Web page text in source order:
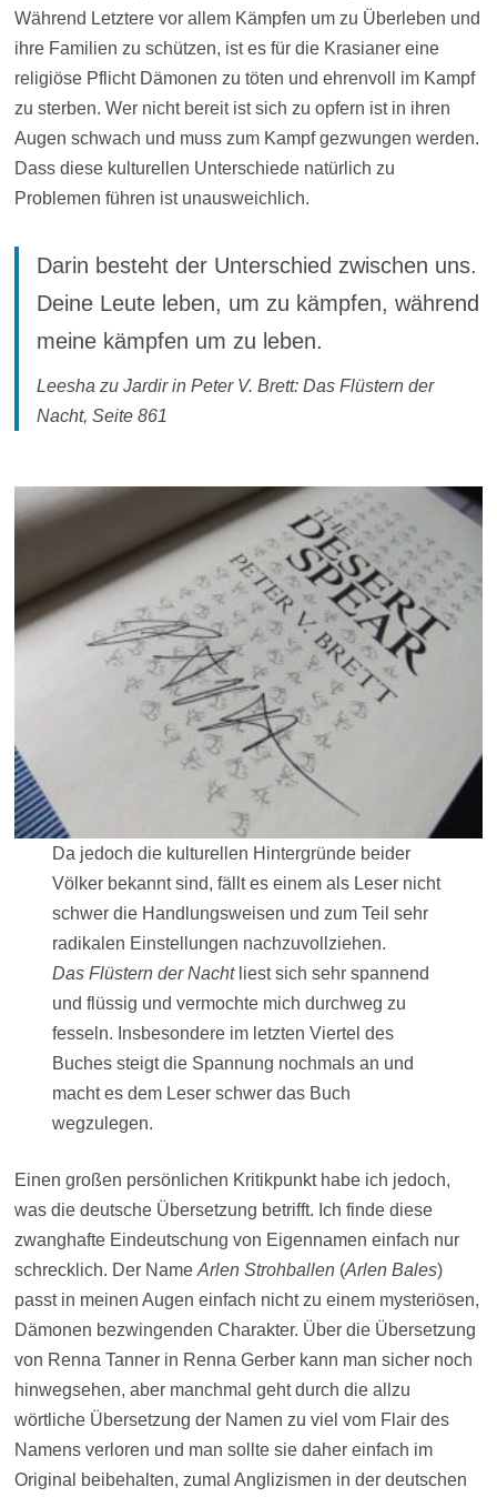
Während Letztere vor allem Kämpfen um zu Überleben und
ihre Familien zu schützen, ist es für die Krasianer eine
religiöse Pflicht Dämonen zu töten und ehrenvoll im Kampf
zu sterben. Wer nicht bereit ist sich zu opfern ist in ihren
Augen schwach und muss zum Kampf gezwungen werden.
Dass diese kulturellen Unterschiede natürlich zu
Problemen führen ist unausweichlich.
Darin besteht der Unterschied zwischen uns.
Deine Leute leben, um zu kämpfen, während
meine kämpfen um zu leben.
Leesha zu Jardir in Peter V. Brett: Das Flüstern der
Nacht, Seite 861
Da jedoch die kulturellen Hintergründe beider
Völker bekannt sind, fällt es einem als Leser nicht
schwer die Handlungsweisen und zum Teil sehr
radikalen Einstellungen nachzuvollziehen.
Das Flüstern der Nachtliest sich sehr spannend
und flüssig und vermochte mich durchweg zu
fesseln. Insbesondere im letzten Viertel des
Buches steigt die Spannung nochmals an und
macht es dem Leser schwer das Buch
wegzulegen.
Einen großen persönlichen Kritikpunkt habe ich jedoch,
was die deutsche Übersetzung betrifft. Ich finde diese
zwanghafte Eindeutschung von Eigennamen einfach nur
schrecklich. Der Name Arlen Strohballen(Arlen Bales)
passt in meinen Augen einfach nicht zu einem mysteriösen,
Dämonen bezwingenden Charakter. Über die Übersetzung
von Renna Tanner in Renna Gerber kann man sicher noch
hinwegsehen, aber manchmal geht durch die allzu
wörtliche Übersetzung der Namen zu viel vom Flair des
Namens verloren und man sollte sie daher einfach im
Original beibehalten, zumal Anglizismen in der deutschen